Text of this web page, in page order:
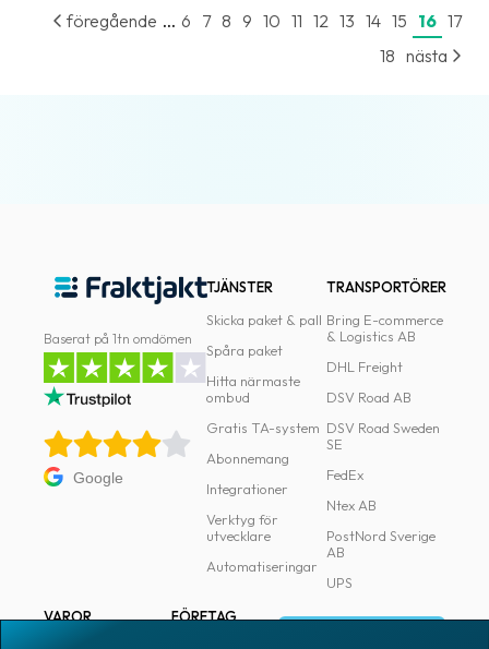
föregående ... 6 7 8 9 10 11 12 13 14 15 16 17
18 nästa
Baserat på 1tn omdömen
Google
TJÄNSTER
Skicka paket & pall
Spåra paket
Hitta närmaste
ombud
Gratis TA-system
Abonnemang
Integrationer
Verktyg för
utvecklare
Automatiseringar
TRANSPORTÖRER
Bring E-commerce
& Logistics AB
DHL Freight
DSV Road AB
DSV Road Sweden
SE
FedEx
Ntex AB
PostNord Sverige
AB
UPS
VAROR
FÖRETAG